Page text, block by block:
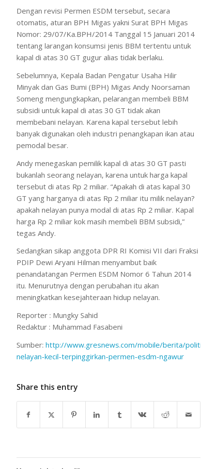
Dengan revisi Permen ESDM tersebut, secara
otomatis, aturan BPH Migas yakni Surat BPH Migas
Nomor: 29/07/Ka.BPH/2014 Tanggal 15 Januari 2014
tentang larangan konsumsi jenis BBM tertentu untuk
kapal di atas 30 GT gugur alias tidak berlaku.
Sebelumnya, Kepala Badan Pengatur Usaha Hilir
Minyak dan Gas Bumi (BPH) Migas Andy Noorsaman
Someng mengungkapkan, pelarangan membeli BBM
subsidi untuk kapal di atas 30 GT tidak akan
membebani nelayan. Karena kapal tersebut lebih
banyak digunakan oleh industri penangkapan ikan atau
pemodal besar.
Andy menegaskan pemilik kapal di atas 30 GT pasti
bukanlah seorang nelayan, karena untuk harga kapal
tersebut di atas Rp 2 miliar. “Apakah di atas kapal 30
GT yang harganya di atas Rp 2 miliar itu milik nelayan?
apakah nelayan punya modal di atas Rp 2 miliar. Kapal
harga Rp 2 miliar kok masih membeli BBM subsidi,”
tegas Andy.
Sedangkan sikap anggota DPR RI Komisi VII dari Fraksi
PDIP Dewi Aryani Hilman menyambut baik
penandatangan Permen ESDM Nomor 6 Tahun 2014
itu. Menurutnya dengan perubahan itu akan
meningkatkan kesejahteraan hidup nelayan.
Reporter : Mungky Sahid
Redaktur : Muhammad Fasabeni
Sumber: http://www.gresnews.com/mobile/berita/politik/
nelayan-kecil-terpinggirkan-permen-esdm-ngawur
Share this entry